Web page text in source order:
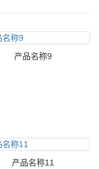
产品名称9
产品名称11